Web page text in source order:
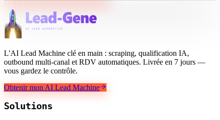
L'AI Lead Machine clé en main : scraping, qualification IA,
outbound multi-canal et RDV automatiques. Livrée en 7 jours —
vous gardez le contrôle.
Obtenir mon AI Lead Machine
Solutions